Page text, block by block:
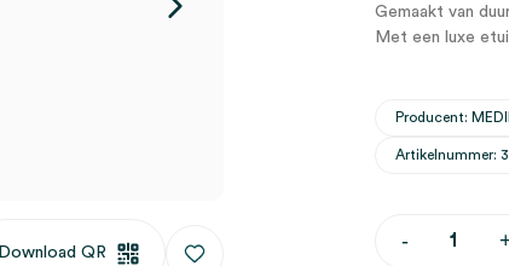
Download QR
Gemaakt van
Met een luxe etui
Producent:
Artikelnummer:
-